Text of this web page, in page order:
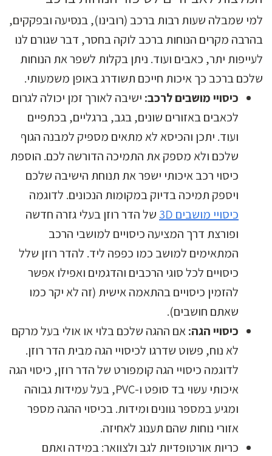
למי שמבלה שעות רבות ברכב (רובינו), בנסיעה ובפקקים,
בהרבה מקרים הנוחות ברכב לוקה בחסר, דבר שגורם לנו
לעייפות יתר, כאבים ועוד. ניתן בקלות לשפר את הנוחות
שלכם ברכב כך איכות חייכם תשודרג באופן משמעותי.
כיסויי מושבים לרכב: ישיבה לאורך זמן יכולה לגרום
לכאבים באזורים שונים, בגב, ברגליים, בכתפיים
ועוד. יתכן והכיסא לא מתאים מספיק למבנה הגוף
שלכם ולא מספק את התמיכה הדורשה לכם. הוספת
כיסוי רכב איכותי ישפר את תנוחת הישיבה שלכם
ויספק תמיכה בדיוק במקומות הנכונים. לדוגמה
כיסויי מושבים 3D
של הדר רוזן בעלי גזרה חדשה
ופורצת דרך המציעה כיסויים למושבי הרכב
המתאימים למושב כמו כפפה ליד. להדר רוזן שלל
כיסויים לכל סוגי הרכבים והדגמים ואפילו אפשר
להזמין כיסויים בהתאמה אישית (זה לא יקר כמו
שאתם חושבים).
כיסויי הגה:אם ההגה שלכם בלוי או אולי בעל מרקם
לא נוח, פשוט שדרגו לכיסויי הגה מבית הדר רוזן.
לדוגמה כיסויי הגה קומפורט של הדר רוזן, כיסוי הגה
איכותי עשוי בד סופט ו-PVC, בעל עמידות גבוהה
ומגיע במספר גוונים ומידות. בכיסוי ההגה מספר
אזורי נוחות שהם תענוג לאחיזה.
כריות אורטופדיות לגב ולצוואר: במידה ואתם